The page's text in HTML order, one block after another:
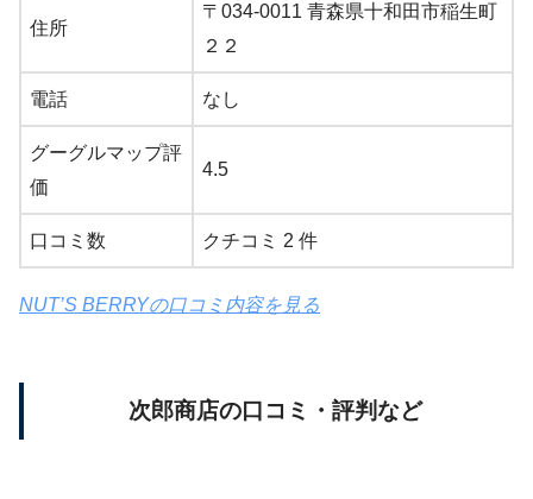
住所
〒034-0011 青森県十和田市稲生町
２２
電話 なし
グーグルマップ評
価
4.5
口コミ数 クチコミ 2 件
NUT’S BERRYの口コミ内容を見る
次郎商店の口コミ・評判など